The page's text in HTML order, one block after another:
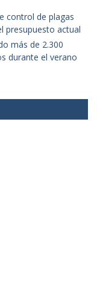
control de plagas
presupuesto actual
más de 2.300
durante el verano